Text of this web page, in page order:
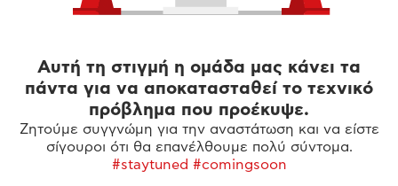
Αυτή τη στιγμή η ομάδα μας κάνει τα
πάντα για να αποκατασταθεί το τεχνικό
πρόβλημα που προέκυψε.
Ζητούμε συγγνώμη για την αναστάτωση και να είστε
σίγουροι ότι θα επανέλθουμε πολύ σύντομα.
#staytuned #comingsoon